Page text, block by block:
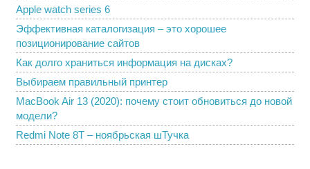
Apple watch series 6
Эффективная каталогизация – это хорошее
позиционирование сайтов
Как долго храниться информация на дисках?
Выбираем правильный принтер
MacBook Air 13 (2020): почему стоит обновиться до новой
модели?
Redmi Note 8T – ноябрьская шТучка